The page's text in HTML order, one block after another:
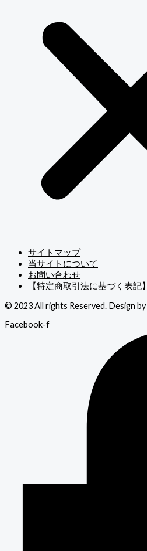
サイトマップ
当サイトについて
お問い合わせ
【特定商取引法に基づく表記】
© 2023 All rights Reserved. Design
Facebook-f